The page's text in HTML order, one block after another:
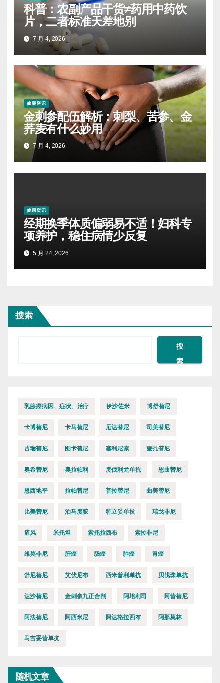
科普：农副产品干货≠药用中药饮
片，二者标准天差地别
7 月 4, 2026
健康资讯
金刺参配伍解析：刺梨、苦参、金
荞麦有什么妙用
7 月 4, 2026
健康资讯
经期换季体质偏弱易不适！妇科专
项养护，稳住病情少反复
5 月 24, 2026
搜索
搜
索
乳腺癌病因、症状、治疗 伊沙佐米 博舒替尼
卡博替尼 卡马替尼 厄达替尼 司美替尼
吉瑞替尼 图卡替尼 塞利尼索 奎扎替尼
奥希替尼 奥拉帕利 度伐利尤单抗 恩曲替尼
恩西地平 拉帕替尼 普拉替尼 曲美替尼
比美替尼 泊马度胺 特立妥单抗 瑞戈非尼
痛风 米托坦 索托拉西布 索拉非尼
维莫非尼 肝癌 肠癌 肺癌 胃癌
舒尼替尼 艾伏尼布 西米普利单抗 贝伐珠单抗
达沙替尼 金刺参九正合剂 阿培利司 阿昔替尼
阿法替尼 阿西米尼 阿达格拉西布 阿那莫林
马吉妥昔单抗
随机文章